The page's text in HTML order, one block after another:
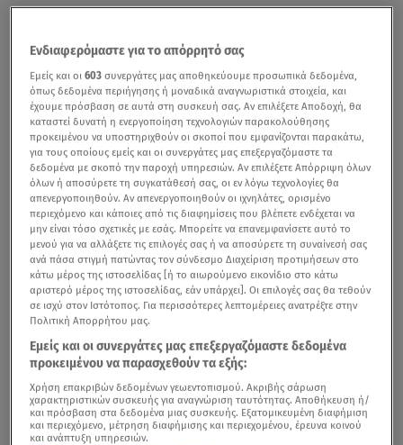
Φτωχότερος είναι από σήμερα Τρίτη 15/7 ο
καλλιτεχνικός χώρος, καθώς έφυγε από τη ζωή ο
Γεράσιμος Μιχελήςσε ηλικία 59 ετών.
Γεράσιμος Μιχελής: Πέθανε ο κακός του «Παρά Πέντε»
Ενδιαφερόμαστε για το απόρρητό σας
Εμείς και οι603 συνεργάτες μας αποθηκεύουμε προσωπικά δεδομένα,
όπως δεδομένα περιήγησης ή μοναδικά αναγνωριστικά στοιχεία, και
έχουμε πρόσβαση σε αυτά στη συσκευή σας. Αν επιλέξετε Αποδοχή, θα
καταστεί δυνατή η ενεργοποίηση τεχνολογιών παρακολούθησης
προκειμένου να υποστηριχθούν οι σκοποί που εμφανίζονται παρακάτω,
για τους οποίους εμείς και οι συνεργάτες μας επεξεργαζόμαστε τα
δεδομένα με σκοπό την παροχή υπηρεσιών. Αν επιλέξετε Απόρριψη όλων
όλων ή αποσύρετε τη συγκατάθεσή σας, οι εν λόγω τεχνολογίες θα
απενεργοποιηθούν. Αν απενεργοποιηθούν οι ιχνηλάτες, ορισμένο
περιεχόμενο και κάποιες από τις διαφημίσεις που βλέπετε ενδέχεται να
μην είναι τόσο σχετικές με εσάς. Μπορείτε να επανεμφανίσετε αυτό το
μενού για να αλλάξετε τις επιλογές σας ή να αποσύρετε τη συναίνεσή σας
ανά πάσα στιγμή πατώντας τον σύνδεσμο Διαχείριση προτιμήσεων στο
κάτω μέρος της ιστοσελίδας [ή το αιωρούμενο εικονίδιο στο κάτω
αριστερό μέρος της ιστοσελίδας, εάν υπάρχει]. Οι επιλογές σας θα τεθούν
σε ισχύ στον Ιστότοπος. Για περισσότερες λεπτομέρειες ανατρέξτε στην
Πολιτική Απορρήτου μας.
Εμείς και οι συνεργάτες μας επεξεργαζόμαστε δεδομένα
προκειμένου να παρασχεθούν τα εξής:
Χρήση επακριβών δεδομένων γεωεντοπισμού. Ακριβής σάρωση
χαρακτηριστικών συσκευής για αναγνώριση ταυτότητας. Αποθήκευση ή/
και πρόσβαση στα δεδομένα μιας συσκευής. Εξατομικευμένη διαφήμιση
και περιεχόμενο, μέτρηση διαφήμισης και περιεχομένου, έρευνα κοινού
και ανάπτυξη υπηρεσιών.